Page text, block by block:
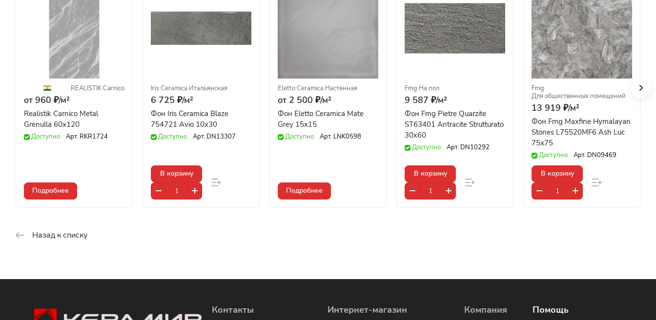
REALISTIK·Carnico
от 960 ₽/м²
Realistik Carnico Metal
Grenulla 60x120
Доступно Арт. RKR1724
Подробнее
Iris Ceramica·Итальянская
6 725 ₽/м²
Фон Iris Ceramica Blaze
754721 Avio 10x30
Доступно Арт. DN13307
В корзину
Eletto Ceramica·Настенная
от 2 500 ₽/м²
Фон Eletto Ceramica Mate
Grey 15x15
Доступно Арт. LNK0598
Подробнее
Fmg·На пол
9 587 ₽/м²
Фон Fmg Pietre Quarzite
ST63401 Antracite Strutturato
30x60
Доступно Арт. DN10292
В корзину
Fmg·
Для общественных помещений
13 919 ₽/м²
Фон Fmg Maxfine Hymalayan
Stones L75520MF6 Ash Luc
75x75
Доступно Арт. DN09469
В корзину
Назад к списку
Контакты
Интернет-магазин
Компания
Помощь